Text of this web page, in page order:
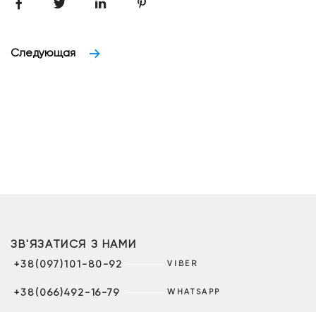
Следующая
ЗВ'ЯЗАТИСЯ З НАМИ
+38(097)101-80-92 VIBER
+38(066)492-16-79 WHATSAPP